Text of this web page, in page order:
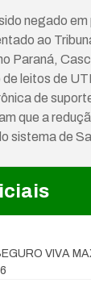
negado
ao
Paraná,
de leitos de
de
que a
sistema de
VIVA